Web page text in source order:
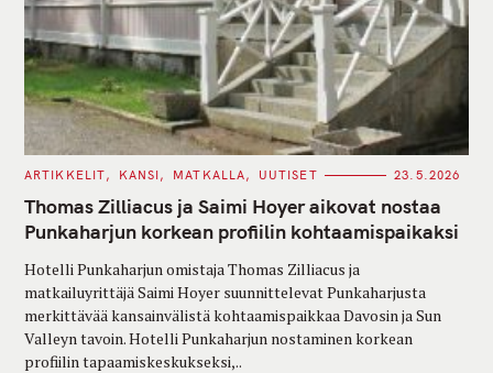
C
T
E
G
O
I
E
S
ARTIKKELIT KANSI MATKALLA UUTISET 23.5.2026
Thomas Zilliacus ja Saimi Hoyer aikovat nostaa
Punkaharjun korkean profiilin kohtaamispaikaksi
Hotelli Punkaharjun omistaja Thomas Zilliacus ja
matkailuyrittäjä Saimi Hoyer suunnittelevat Punkaharjusta
merkittävää kansainvälistä kohtaamispaikkaa Davosin ja Sun
Valleyn tavoin. Hotelli Punkaharjun nostaminen korkean
profiilin tapaamiskeskukseksi,..